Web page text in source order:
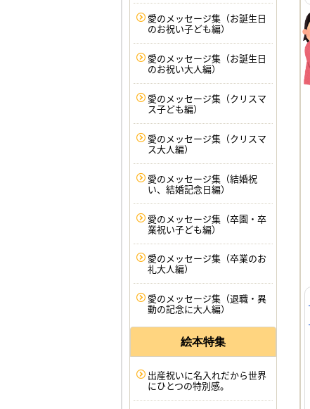
愛のメッセージ集（お誕生日
のお祝い子ども編）
愛のメッセージ集（お誕生日
のお祝い大人編）
愛のメッセージ集（クリスマ
ス子ども編）
愛のメッセージ集（クリスマ
ス大人編）
愛のメッセージ集（結婚祝
い、結婚記念日編）
愛のメッセージ集（卒園・卒
業祝い子ども編）
愛のメッセージ集（卒業のお
礼大人編）
愛のメッセージ集（退職・異
動の記念に大人編）
絵本特集
出産祝いに名入れだから世界
にひとつの特別感。